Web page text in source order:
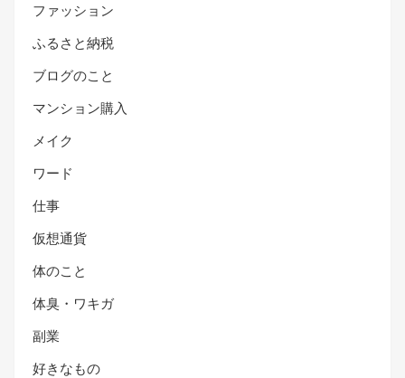
ファッション
ふるさと納税
ブログのこと
マンション購入
メイク
ワード
仕事
仮想通貨
体のこと
体臭・ワキガ
副業
好きなもの